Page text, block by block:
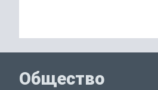
Общество